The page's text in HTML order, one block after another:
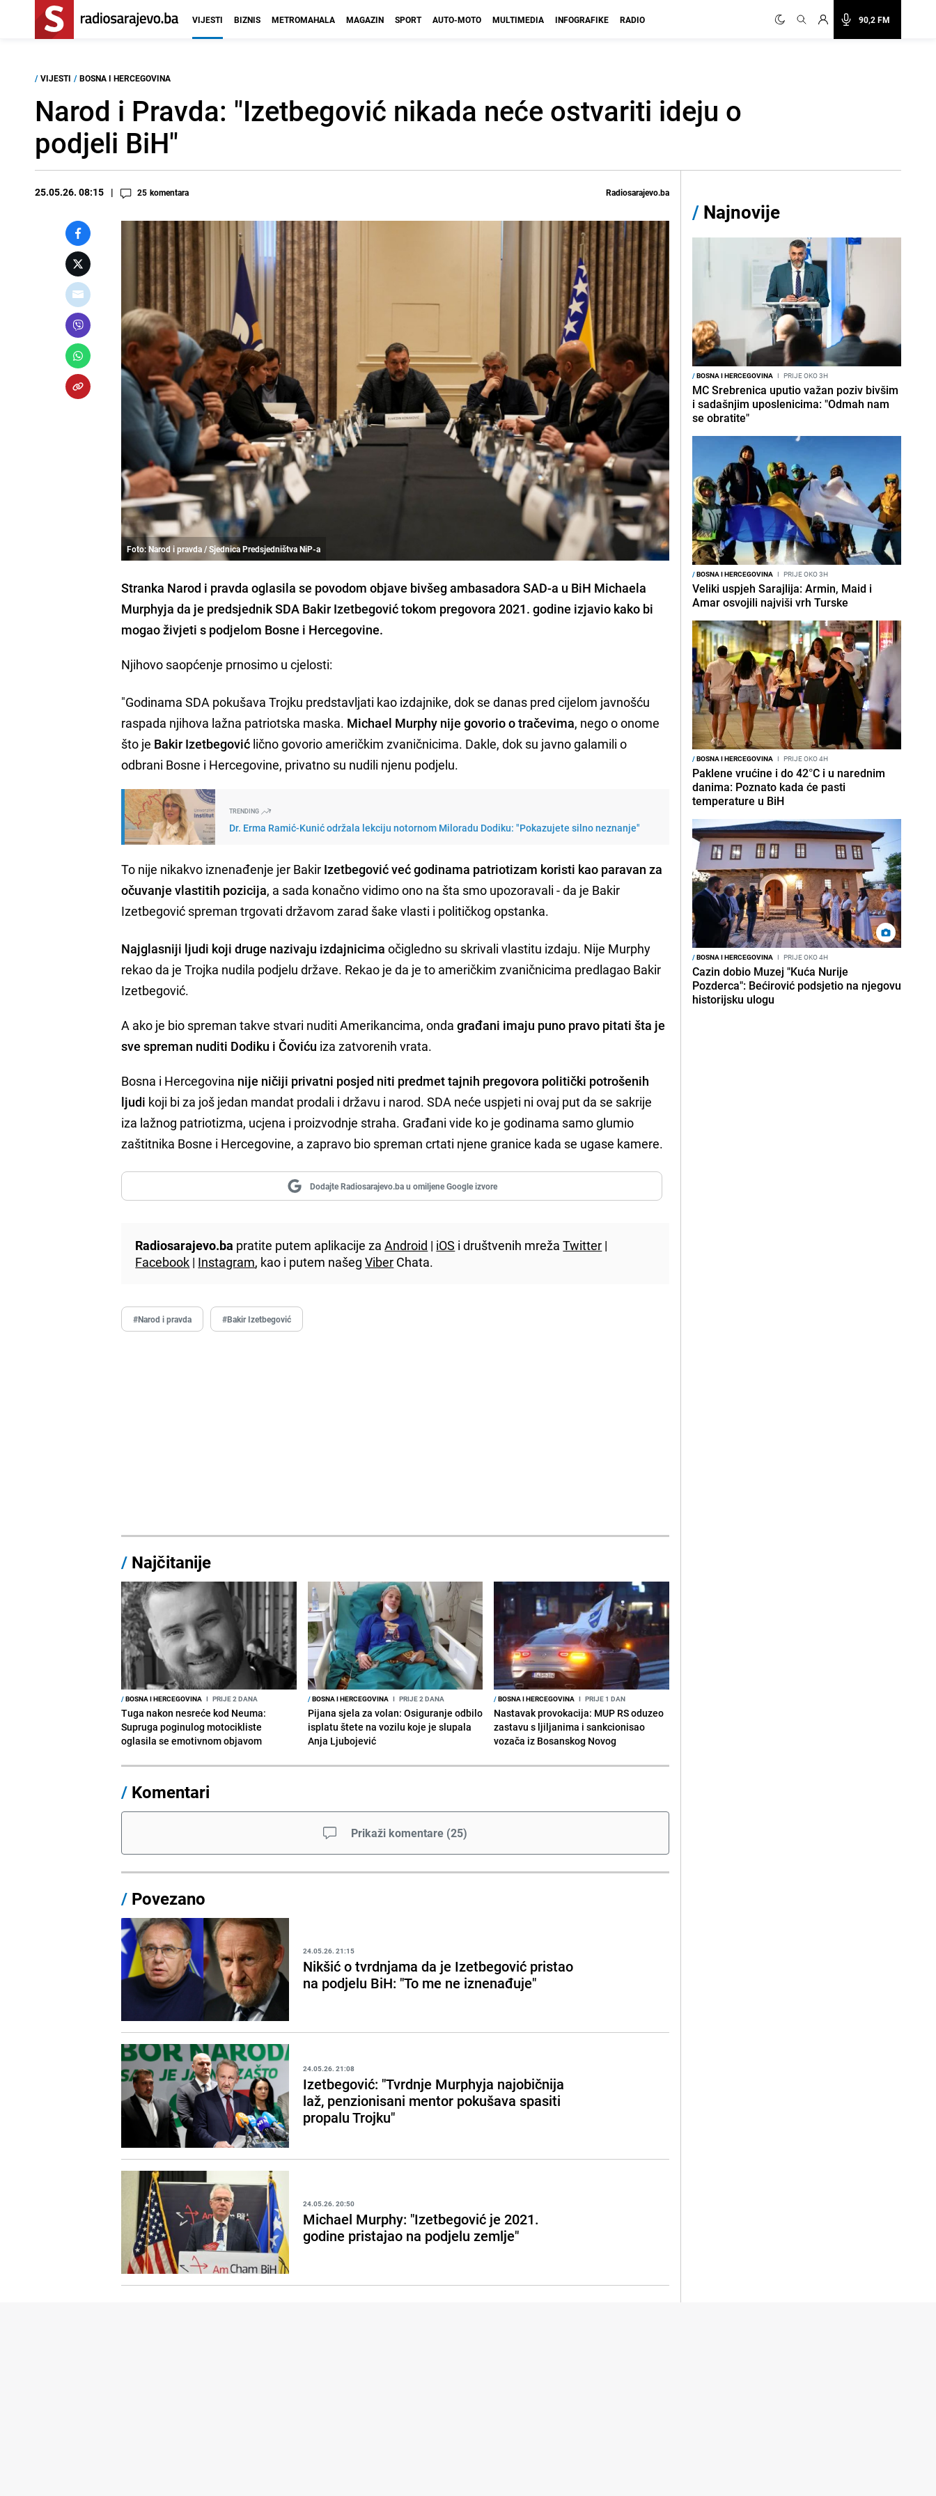
90,2 FM
VIJESTI BIZNIS METROMAHALA MAGAZIN SPORT AUTO-MOTO MULTIMEDIA INFOGRAFIKE RADIO
/ VIJESTI / BOSNA I HERCEGOVINA
Narod i Pravda: "Izetbegović nikada neće ostvariti ideju o
podjeli BiH"
25.05.26. 08:15 25 komentara Radiosarajevo.ba
Foto: Narod i pravda / Sjednica Predsjedništva NiP-a
Stranka Narod i pravda oglasila se povodom objave bivšeg ambasadora SAD-a u BiH Michaela
Murphyja da je predsjednik SDA Bakir Izetbegović tokom pregovora 2021. godine izjavio kako bi
mogao živjeti s podjelom Bosne i Hercegovine.
Njihovo saopćenje prnosimo u cjelosti:
"Godinama SDA pokušava Trojku predstavljati kao izdajnike, dok se danas pred cijelom javnošću
raspada njihova lažna patriotska maska. Michael Murphy nije govorio o tračevima, nego o onome
što je Bakir Izetbegović lično govorio američkim zvaničnicima. Dakle, dok su javno galamili o
odbrani Bosne i Hercegovine, privatno su nudili njenu podjelu.
TRENDING
Dr. Erma Ramić-Kunić održala lekciju notornom Miloradu Dodiku: "Pokazujete silno neznanje"
To nije nikakvo iznenađenje jer Bakir Izetbegović već godinama patriotizam koristi kao paravan za
očuvanje vlastitih pozicija, a sada konačno vidimo ono na šta smo upozoravali - da je Bakir
Izetbegović spreman trgovati državom zarad šake vlasti i političkog opstanka.
Najglasniji ljudi koji druge nazivaju izdajnicima očigledno su skrivali vlastitu izdaju. Nije Murphy
rekao da je Trojka nudila podjelu države. Rekao je da je to američkim zvaničnicima predlagao Bakir
Izetbegović.
A ako je bio spreman takve stvari nuditi Amerikancima, ondagrađani imaju puno pravo pitati šta je
sve spreman nuditi Dodiku i Čoviću iza zatvorenih vrata.
Bosna i Hercegovina nije ničiji privatni posjed niti predmet tajnih pregovora politički potrošenih
ljudi koji bi za još jedan mandat prodali i državu i narod. SDA neće uspjeti ni ovaj put da se sakrije
iza lažnog patriotizma, ucjena i proizvodnje straha. Građani vide ko je godinama samo glumio
zaštitnika Bosne i Hercegovine, a zapravo bio spreman crtati njene granice kada se ugase kamere.
Dodajte Radiosarajevo.ba u omiljene Google izvore
Radiosarajevo.ba pratite putem aplikacije zaAndroid | iOS i društvenih mrežaTwitter |
Facebook | Instagram, kao i putem našegViber Chata.
#Narod i pravda #Bakir Izetbegović
/ Najčitanije
/BOSNA I HERCEGOVINA I PRIJE 2 DANA
Tuga nakon nesreće kod Neuma:
Supruga poginulog motocikliste
oglasila se emotivnom objavom
/BOSNA I HERCEGOVINA I PRIJE 2 DANA
Pijana sjela za volan: Osiguranje odbilo
isplatu štete na vozilu koje je slupala
Anja Ljubojević
/BOSNA I HERCEGOVINA I PRIJE 1 DAN
Nastavak provokacija: MUP RS oduzeo
zastavu s ljiljanima i sankcionisao
vozača iz Bosanskog Novog
/ Komentari
Prikaži komentare (25)
/ Povezano
24.05.26. 21:15
Nikšić o tvrdnjama da je Izetbegović pristao
na podjelu BiH: "To me ne iznenađuje"
24.05.26. 21:08
Izetbegović: "Tvrdnje Murphyja najobičnija
laž, penzionisani mentor pokušava spasiti
propalu Trojku"
24.05.26. 20:50
Michael Murphy: "Izetbegović je 2021.
godine pristajao na podjelu zemlje"
/ Najnovije
/BOSNA I HERCEGOVINA I PRIJE OKO 3H
MC Srebrenica uputio važan poziv bivšim
i sadašnjim uposlenicima: "Odmah nam
se obratite"
/BOSNA I HERCEGOVINA I PRIJE OKO 3H
Veliki uspjeh Sarajlija: Armin, Maid i
Amar osvojili najviši vrh Turske
/BOSNA I HERCEGOVINA I PRIJE OKO 4H
Paklene vrućine i do 42°C i u narednim
danima: Poznato kada će pasti
temperature u BiH
/BOSNA I HERCEGOVINA I PRIJE OKO 4H
Cazin dobio Muzej "Kuća Nurije
Pozderca": Bećirović podsjetio na njegovu
historijsku ulogu